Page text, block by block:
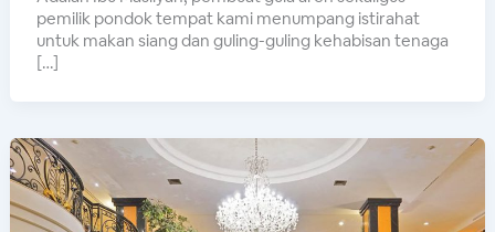
pemilik pondok tempat kami menumpang istirahat
untuk makan siang dan guling-guling kehabisan tenaga
[…]